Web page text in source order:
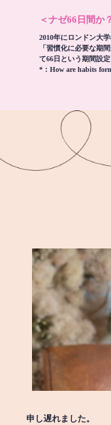
＜ナゼ66日間か
2010年にロンドン大
「習慣化に必要な期
て66日という期間設定
*： How are habits
申し遅れました。